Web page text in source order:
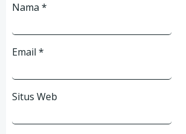
Nama *
Email *
Situs Web